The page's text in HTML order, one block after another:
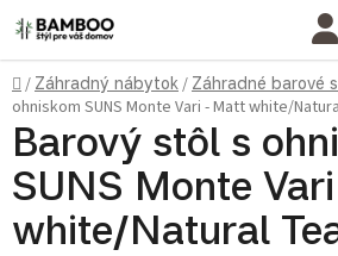
Prejsť na obsah
Domov
/ Záhradný nábytok / Záhradné barové
ohniskom SUNS Monte Vari - Matt white/
Barový stôl s
SUNS Monte
white/Natural